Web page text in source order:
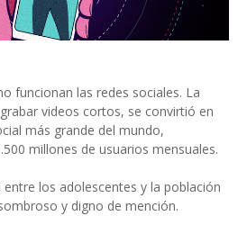
funcionan las redes sociales. La
videos cortos, se convirtió en
más grande del mundo,
millones de usuarios mensuales.
entre los adolescentes y la población
y digno de mención.